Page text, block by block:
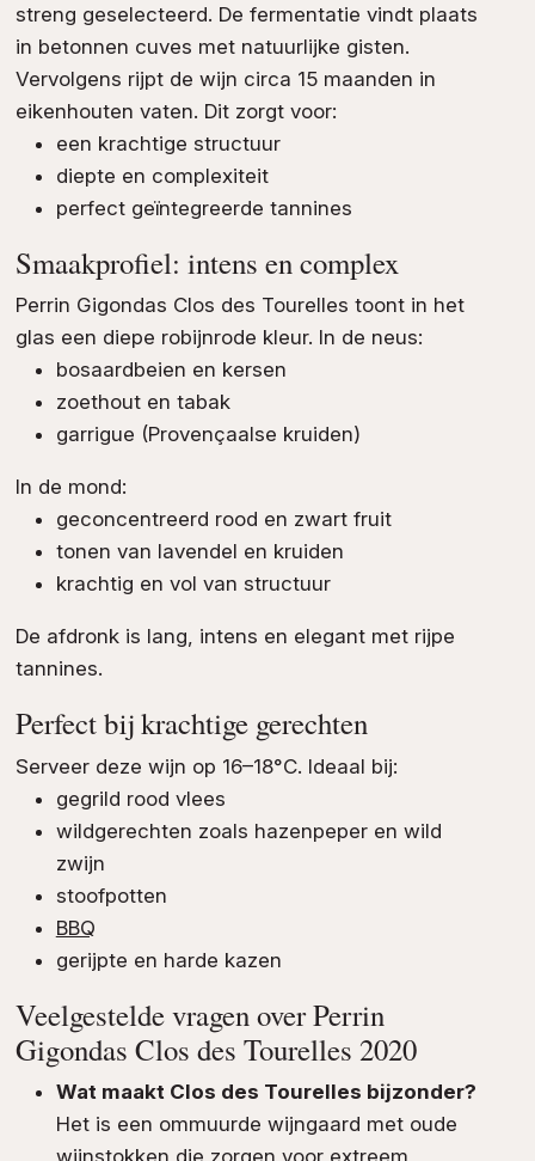
streng geselecteerd. De fermentatie vindt plaats
in betonnen cuves met natuurlijke gisten.
Vervolgens rijpt de wijn circa 15 maanden in
eikenhouten vaten. Dit zorgt voor:
een krachtige structuur
diepte en complexiteit
perfect geïntegreerde tannines
Smaakprofiel: intens en complex
Perrin Gigondas Clos des Tourelles toont in het
glas een diepe robijnrode kleur. In de neus:
bosaardbeien en kersen
zoethout en tabak
garrigue (Provençaalse kruiden)
In de mond:
geconcentreerd rood en zwart fruit
tonen van lavendel en kruiden
krachtig en vol van structuur
De afdronk is lang, intens en elegant met rijpe
tannines.
Perfect bij krachtige gerechten
Serveer deze wijn op 16–18°C. Ideaal bij:
gegrild rood vlees
wildgerechten zoals hazenpeper en wild
zwijn
stoofpotten
BBQ
gerijpte en harde kazen
Veelgestelde vragen over Perrin
Gigondas Clos des Tourelles 2020
Wat maakt Clos des Tourelles bijzonder?
Het is een ommuurde wijngaard met oude